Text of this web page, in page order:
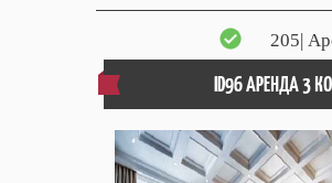
205|
ID96 АРЕНДА 3